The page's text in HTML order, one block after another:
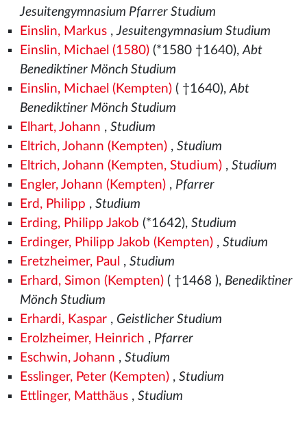
Jesuitengymnasium Pfarrer Studium
Einslin, Markus,Jesuitengymnasium Studium
Einslin, Michael (1580)(*1580 †1640),Abt
Benediktiner Mönch Studium
Einslin, Michael (Kempten)( †1640),Abt
Benediktiner Mönch Studium
Elhart, Johann , Studium
Eltrich, Johann (Kempten), Studium
Eltrich, Johann (Kempten, Studium), Studium
Engler, Johann (Kempten), Pfarrer
Erd, Philipp , Studium
Erding, Philipp Jakob (*1642), Studium
Erdinger, Philipp Jakob (Kempten), Studium
Eretzheimer, Paul , Studium
Erhard, Simon (Kempten)( †1468 ), Benediktiner
Mönch Studium
Erhardi, Kaspar, Geistlicher Studium
Erolzheimer, Heinrich , Pfarrer
Eschwin, Johann , Studium
Esslinger, Peter (Kempten), Studium
Ettlinger, Matthäus, Studium